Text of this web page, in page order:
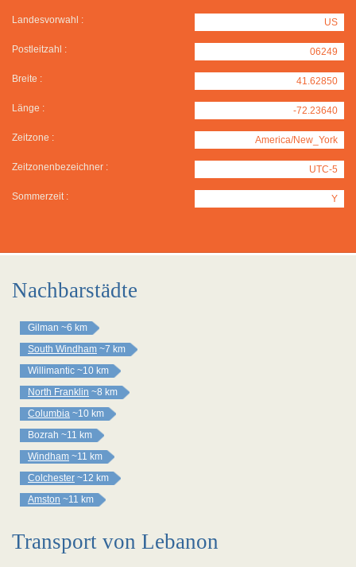
Landesvorwahl : US
Postleitzahl : 06249
Breite : 41.62850
Länge : -72.23640
Zeitzone : America/New_York
Zeitzonenbezeichner : UTC-5
Sommerzeit : Y
Nachbarstädte
Gilman ~6 km
South Windham ~7 km
Willimantic ~10 km
North Franklin ~8 km
Columbia ~10 km
Bozrah ~11 km
Windham ~11 km
Colchester ~12 km
Amston ~11 km
Transport von Lebanon